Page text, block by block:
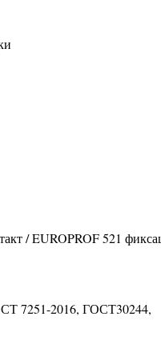
/ EUROPROF 521
7251-2016, ГОСТ30244,